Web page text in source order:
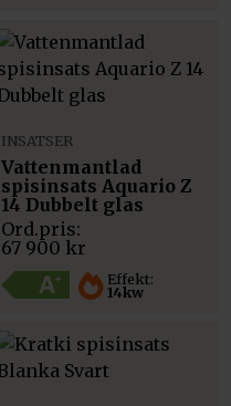
Effekt:
14kw
INSATSER
Vattenmantlad
spisinsats Aquario Z
14 Dubbelt glas
67 900 kr